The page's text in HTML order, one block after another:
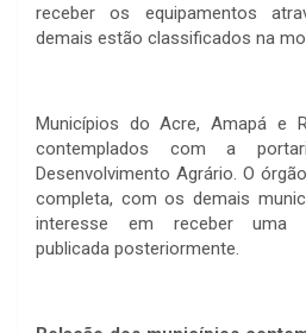
receber os equipamentos
demais estão classificados na
Municípios do Acre, Amapá e
contemplados com a
Desenvolvimento Agrário. O
completa, com os demais
interesse em receber uma
publicada posteriormente.